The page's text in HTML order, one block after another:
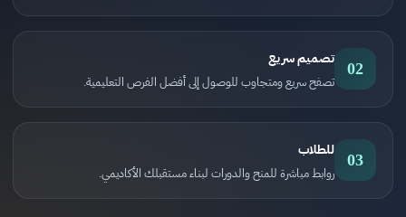
02 تصميم سريع
تصفح سريع ومتجاوب للوصول إلى أفضل الفرص التعليمية.
03 للطلاب
روابط مباشرة للمنح والدورات لبناء مستقبلك الأكاديمي.